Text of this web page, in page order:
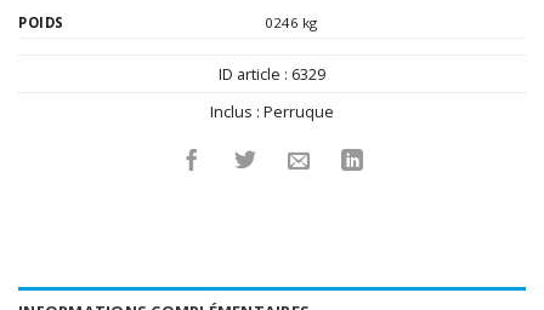
POIDS 0246 kg
ID article : 6329
Inclus : Perruque